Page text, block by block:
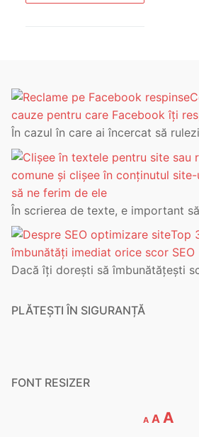
cauze pentru care Facebook îți
În cazul în care ai încercat să
comune și clișee în conținutul
să ne ferim de ele
În scrierea de texte, e important
Top
îmbunătăți imediat orice scor SEO
Dacă îți dorești să îmbunătățești
PLĂTEȘTI ÎN SIGURANȚĂ
FONT RESIZER
A
Decrease
font
A Reset
A